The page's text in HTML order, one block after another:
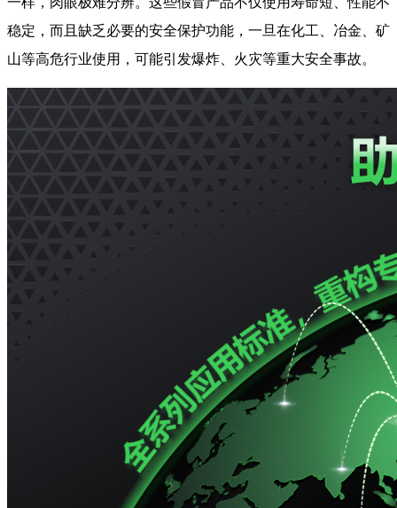
稳定，而且缺乏必要的安全保护功能，一旦在化工、冶金、矿
山等高危行业使用，可能引发爆炸、火灾等重大安全事故。